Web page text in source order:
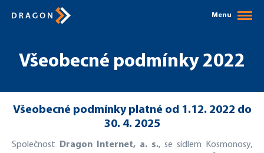
Menu
Všeobecné podmínky 2022
Všeobecné podmínky platné od 1.12. 2022 do
30. 4. 2025
Společnost Dragon Internet, a. s., se sídlem Kosmonosy,